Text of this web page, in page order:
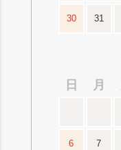
30 31
日
月
6 7